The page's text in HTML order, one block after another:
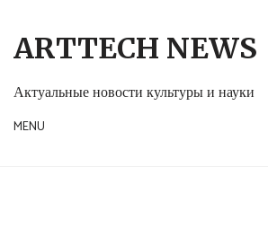
content
ARTTECH NEWS
Актуальные новости культуры и науки
MENU